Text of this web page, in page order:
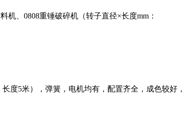
、0808重锤破碎机（转子直径×长度mm：
度5米），弹簧，电机均有，配置齐全，成色较好，